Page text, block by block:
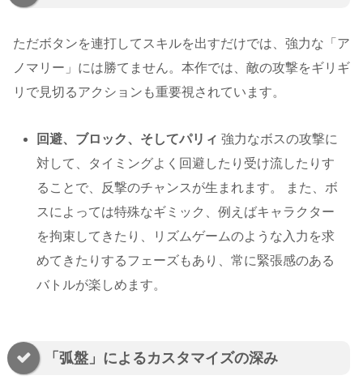
ただボタンを連打してスキルを出すだけでは、強力な「ア
ノマリー」には勝てません。本作では、敵の攻撃をギリギ
リで見切るアクションも重要視されています。
回避、ブロック、そしてパリィ 強力なボスの攻撃に
対して、タイミングよく回避したり受け流したりす
ることで、反撃のチャンスが生まれます。 また、ボ
スによっては特殊なギミック、例えばキャラクター
を拘束してきたり、リズムゲームのような入力を求
めてきたりするフェーズもあり、常に緊張感のある
バトルが楽しめます。
「弧盤」によるカスタマイズの深み